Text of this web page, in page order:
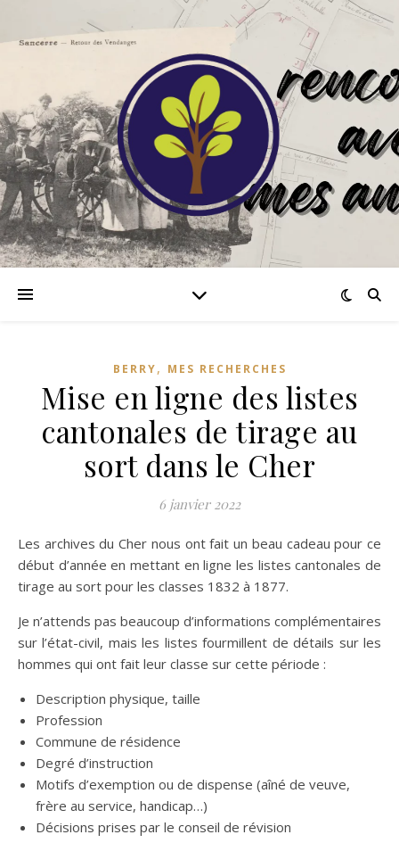
BERRY, MES RECHERCHES
Mise en ligne des listes
cantonales de tirage au
sort dans le Cher
6 janvier 2022
Les archives du Cher nous ont fait un beau cadeau pour ce
début d’année en mettant en ligne les listes cantonales de
tirage au sort pour les classes 1832 à 1877.
Je n’attends pas beaucoup d’informations complémentaires
sur l’état-civil, mais les listes fourmillent de détails sur les
hommes qui ont fait leur classe sur cette période :
Description physique, taille
Profession
Commune de résidence
Degré d’instruction
Motifs d’exemption ou de dispense (aîné de veuve,
frère au service, handicap…)
Décisions prises par le conseil de révision